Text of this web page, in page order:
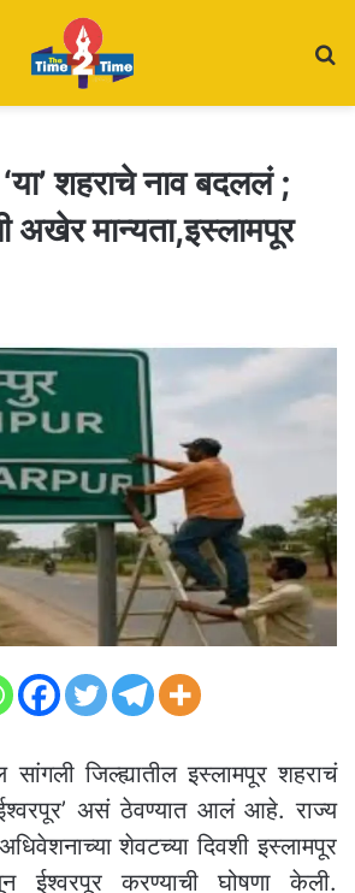
‘या’ शहराचे नाव बदललं ;
अखेर मान्यता,इस्लामपूर
सांगली जिल्ह्यातील इस्लामपूर शहराचं
असं ठेवण्यात आलं आहे. राज्य
शेवटच्या दिवशी इस्लामपूर
ईश्वरपूर करण्याची घोषणा केली.